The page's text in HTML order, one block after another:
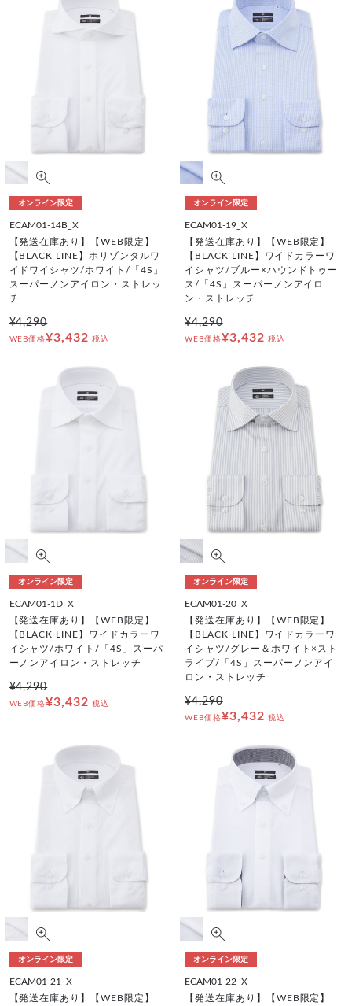
オンライン限定
ECAM01-14B_X
【発送在庫あり】【WEB限定】
【BLACK LINE】ホリゾンタルワ
イドワイシャツ/ホワイト/「4S」
スーパーノンアイロン・ストレッ
チ
¥4,290
WEB価格¥3,432 税込
オンライン限定
ECAM01-19_X
【発送在庫あり】【WEB限定】
【BLACK LINE】ワイドカラーワ
イシャツ/ブルー×ハウンドトゥー
ス/「4S」スーパーノンアイロ
ン・ストレッチ
¥4,290
WEB価格¥3,432 税込
オンライン限定
ECAM01-1D_X
【発送在庫あり】【WEB限定】
【BLACK LINE】ワイドカラーワ
イシャツ/ホワイト/「4S」スーパ
ーノンアイロン・ストレッチ
¥4,290
WEB価格¥3,432 税込
オンライン限定
ECAM01-20_X
【発送在庫あり】【WEB限定】
【BLACK LINE】ワイドカラーワ
イシャツ/グレー＆ホワイト×スト
ライプ/「4S」スーパーノンアイ
ロン・ストレッチ
¥4,290
WEB価格¥3,432 税込
オンライン限定
ECAM01-21_X
【発送在庫あり】【WEB限定】
オンライン限定
ECAM01-22_X
【発送在庫あり】【WEB限定】